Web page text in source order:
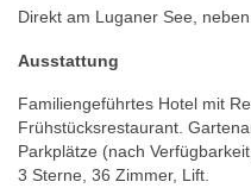
Direkt am Luganer See,
Ausstattung
Familiengeführtes Hotel mit
Frühstücksrestaurant.
Parkplätze (nach
3 Sterne, 36 Zimmer, Lift.